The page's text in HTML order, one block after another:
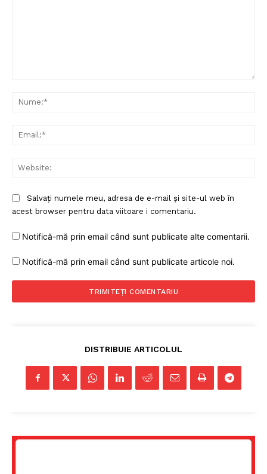
Salvați numele meu, adresa de e-mail și site-ul web în
acest browser pentru data viitoare i comentariu.
Notifică-mă prin email când sunt publicate alte comentarii.
Notifică-mă prin email când sunt publicate articole noi.
DISTRIBUIE ARTICOLUL